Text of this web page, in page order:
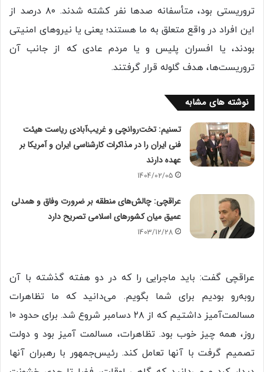
تروریستی بود، متأسفانه صدها نفر کشته شدند. ۸۰ درصد از
این افراد در واقع متعلق به ما هستند؛ یعنی یا نیروهای امنیتی
بودند، یا افسران پلیس و یا مردم عادی که از جانب آن
تروریست‌ها، هدف گلوله قرار گرفتند.
نوشته های مشابه
تسنیم: تخت‌روانچی و غریب‌آبادی ریاست هیئت
فنی ایران را در مذاکرات کارشناسی ایران و آمریکا بر
عهده دارند
1404/02/05
عراقچی: چالش‌های منطقه بر ضرورت وفاق و همدلی
عمیق میان کشورهای اسلامی تصریح دارد
1403/12/28
عراقچی گفت: باید ماجرایی را که در دو هفته گذشته با آن
روبه‌رو بودیم برای شما بگویم. می‌دانید که ما تظاهرات
مسالمت‌آمیز داشتیم که از ۲۸ دسامبر شروع شد. برای حدود ۱۰
روز، همه چیز خوب بود. تظاهرات، مسالمت آمیز بود و دولت
تصمیم گرفت با آنها تعامل کند. رئیس‌جمهور با رهبران آنها